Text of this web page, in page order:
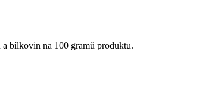
bílkovin na 100 gramů produktu.